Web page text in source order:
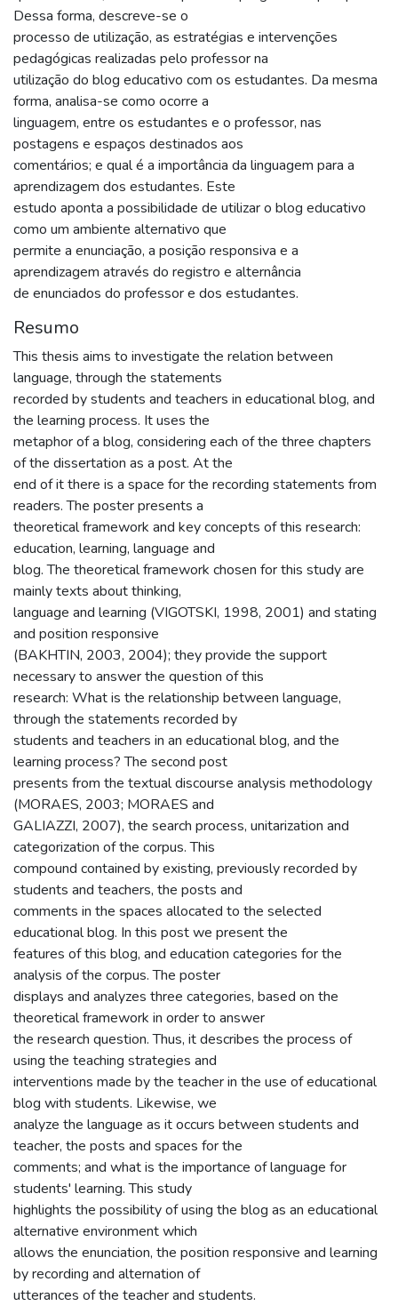
Dessa forma, descreve-se o
processo de utilização, as estratégias e intervenções
pedagógicas realizadas pelo professor na
utilização do blog educativo com os estudantes. Da mesma
forma, analisa-se como ocorre a
linguagem, entre os estudantes e o professor, nas
postagens e espaços destinados aos
comentários; e qual é a importância da linguagem para a
aprendizagem dos estudantes. Este
estudo aponta a possibilidade de utilizar o blog educativo
como um ambiente alternativo que
permite a enunciação, a posição responsiva e a
aprendizagem através do registro e alternância
de enunciados do professor e dos estudantes.
Resumo
This thesis aims to investigate the relation between
language, through the statements
recorded by students and teachers in educational blog, and
the learning process. It uses the
metaphor of a blog, considering each of the three chapters
of the dissertation as a post. At the
end of it there is a space for the recording statements from
readers. The poster presents a
theoretical framework and key concepts of this research:
education, learning, language and
blog. The theoretical framework chosen for this study are
mainly texts about thinking,
language and learning (VIGOTSKI, 1998, 2001) and stating
and position responsive
(BAKHTIN, 2003, 2004); they provide the support
necessary to answer the question of this
research: What is the relationship between language,
through the statements recorded by
students and teachers in an educational blog, and the
learning process? The second post
presents from the textual discourse analysis methodology
(MORAES, 2003; MORAES and
GALIAZZI, 2007), the search process, unitarization and
categorization of the corpus. This
compound contained by existing, previously recorded by
students and teachers, the posts and
comments in the spaces allocated to the selected
educational blog. In this post we present the
features of this blog, and education categories for the
analysis of the corpus. The poster
displays and analyzes three categories, based on the
theoretical framework in order to answer
the research question. Thus, it describes the process of
using the teaching strategies and
interventions made by the teacher in the use of educational
blog with students. Likewise, we
analyze the language as it occurs between students and
teacher, the posts and spaces for the
comments; and what is the importance of language for
students' learning. This study
highlights the possibility of using the blog as an educational
alternative environment which
allows the enunciation, the position responsive and learning
by recording and alternation of
utterances of the teacher and students.